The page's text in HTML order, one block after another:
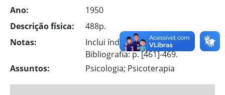
Ano:
1950
Descrição física:
488p.
Notas:
Inclui índice.
Bibliografia: p. [461]-469.
Assuntos:
Psicologia; Psicoterapia